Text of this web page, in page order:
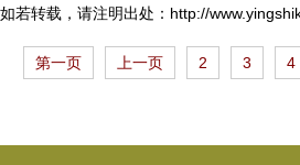
及其应用
T410与
T411绝缘
片模切加工
厂家与价格
机
工
如若转载，请注明出处：http://
第一页 上一页 2 3 4